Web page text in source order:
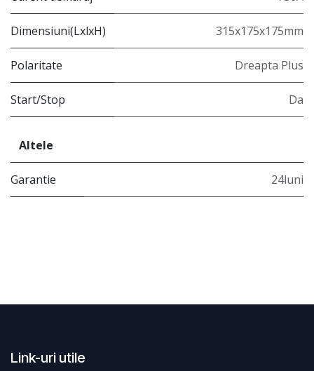
Dimensiuni(LxlxH) 315x175x175mm
Polaritate Dreapta Plus
Start/Stop Da
Altele
Garantie 24luni
Link-uri utile